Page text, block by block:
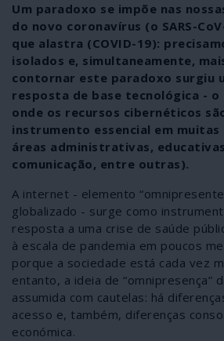
Um paradoxo se impõe nas
do novo coronavírus (o SARS-
que alastra (COVID-19):
isolados e, simultaneamente,
contornar este paradoxo surgiu
resposta de base tecnológica -
onde os recursos cibernéticos
instrumento essencial em
áreas administrativas,
comunicação, entre outras).
A internet - elemento
globalizado - surge como
resposta a uma crise de saúde
à escala de pandemia em poucos
porque a sociedade está cada vez
entanto, a ideia de “omnipresença”
assumida com cautelas: há
acesso e, também, diferenças
económica.